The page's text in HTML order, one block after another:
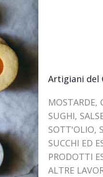
Artigiani del
MOSTARDE,
SUGHI,
SOTT'OLIO,
SUCCHI ED
PRODOTTI
ALTRE